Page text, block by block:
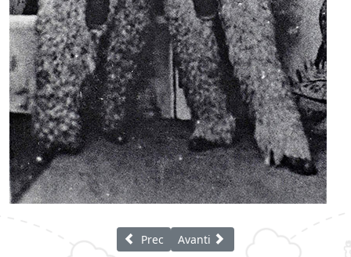
Articolo precedente: Pubblicità del
Prec Articolo successivo: Ronzoni
Avanti